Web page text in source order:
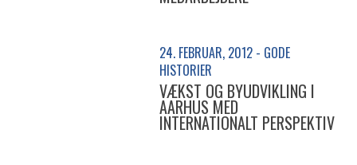
24. FEBRUAR, 2012 - GODE
HISTORIER
VÆKST OG BYUDVIKLING I
AARHUS MED
INTERNATIONALT PERSPEKTIV